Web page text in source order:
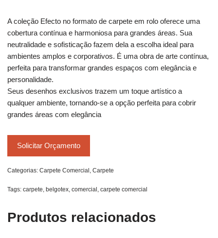
A coleção Efecto no formato de carpete em rolo oferece uma
cobertura contínua e harmoniosa para grandes áreas. Sua
neutralidade e sofisticação fazem dela a escolha ideal para
ambientes amplos e corporativos. É uma obra de arte contínua,
perfeita para transformar grandes espaços com elegância e
personalidade.
Seus desenhos exclusivos trazem um toque artístico a
qualquer ambiente, tornando-se a opção perfeita para cobrir
grandes áreas com elegância
Solicitar Orçamento
Categorias: Carpete Comercial Carpete
Tags: carpete belgotex comercial carpete comercial
Produtos relacionados